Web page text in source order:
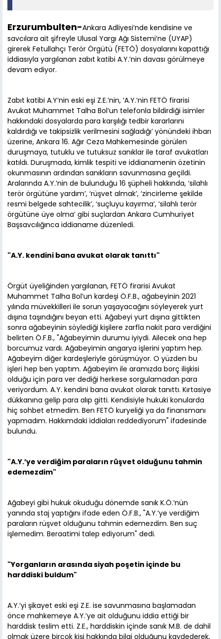
Erzurumbulten-Ankara Adliyesi’nde kendisine ve
savcılara ait şifreyle Ulusal Yargı Ağı Sistemi’ne (UYAP)
girerek Fetullahçı Terör Örgütü (FETÖ) dosyalarını kapattığı
iddiasıyla yargılanan zabıt katibi A.Y.’nin davası görülmeye
devam ediyor.
Zabıt katibi A.Y’nin eski eşi Z.E.’nin, ‘A.Y.’nin FETÖ firarisi
Avukat Muhammet Talha Bol’un telefonla bildirdiği isimler
hakkındaki dosyalarda para karşılığı tedbir kararlarını
kaldırdığı ve takipsizlik verilmesini sağladığı’ yönündeki ihbarı
üzerine, Ankara 16. Ağır Ceza Mahkemesinde görülen
duruşmaya, tutuklu ve tutuksuz sanıklar ile taraf avukatları
katıldı. Duruşmada, kimlik tespiti ve iddianamenin özetinin
okunmasının ardından sanıkların savunmasına geçildi.
Aralarında A.Y.’nin de bulunduğu 16 şüpheli hakkında, ‘silahlı
terör örgütüne yardım’, ‘rüşvet almak’, ‘zincirleme şekilde
resmi belgede sahtecilik’, ‘suçluyu kayırma’, ‘silahlı terör
örgütüne üye olma’ gibi suçlardan Ankara Cumhuriyet
Başsavcılığınca iddianame düzenledi.
"A.Y. kendini bana avukat olarak tanıttı"
Örgüt üyeliğinden yargılanan, FETÖ firarisi Avukat
Muhammet Talha Bol’un kardeşi Ö.F.B., ağabeyinin 2021
yılında müvekkilleri ile sorun yaşayacağını söyleyerek yurt
dışına taşındığını beyan etti. Ağabeyi yurt dışına gittikten
sonra ağabeyinin söylediği kişilere zarfla nakit para verdiğini
belirten Ö.F.B., "Ağabeyimin durumu iyiydi. Ailecek ona hep
borcumuz vardı. Ağabeyimin angarya işlerini yaptım hep.
Ağabeyim diğer kardeşleriyle görüşmüyor. O yüzden bu
işleri hep ben yaptım. Ağabeyim ile aramızda borç ilişkisi
olduğu için para ver dediği herkese sorgulamadan para
veriyordum. A.Y. kendini bana avukat olarak tanıttı. Kırtasiye
dükkanına gelip para alıp gitti. Kendisiyle hukuki konularda
hiç sohbet etmedim. Ben FETÖ kuryeliği ya da finansmanı
yapmadım. Hakkımdaki iddiaları reddediyorum" ifadesinde
bulundu.
"A.Y.’ye verdiğim paraların rüşvet olduğunu tahmin
edemezdim"
Ağabeyi gibi hukuk okuduğu dönemde sanık K.Ö.’nün
yanında staj yaptığını ifade eden Ö.F.B., "A.Y.’ye verdiğim
paraların rüşvet olduğunu tahmin edemezdim. Ben suç
işlemedim. Beraatimi talep ediyorum" dedi.
"Yorganların arasında siyah poşetin içinde bu
harddiski buldum"
A.Y.’yi şikayet eski eşi Z.E. ise savunmasına başlamadan
önce mahkemeye A.Y.’ye ait olduğunu iddia ettiği bir
harddisk teslim etti. Z.E., harddiskin içinde sanık M.B. de dahil
olmak üzere birçok kişi hakkında bilgi olduğunu kaydederek,